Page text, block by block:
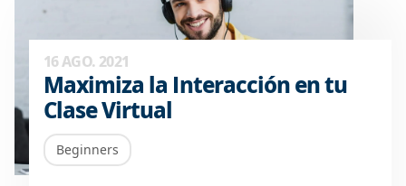
16 AGO. 2021
Maximiza la Interacción en tu
Clase Virtual
Beginners